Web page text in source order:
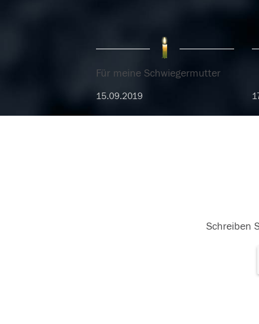
Für meine Schwiegermutter
15.09.2019
Schreiben